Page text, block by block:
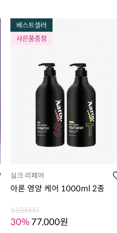
실크 리페어
아론 영양 케어 1000ml 2종
110,000
30% 77,000원